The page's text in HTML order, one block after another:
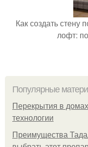
Как создать стену
лофт:
Популярные
Перекрытия в
технологии
Преимущества